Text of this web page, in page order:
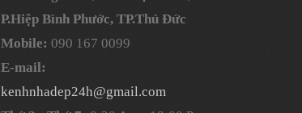
P.Hiệp Bình Phước, TP.Thủ Đức
Mobile: 090 167 0099
E-mail:
kenhnhadep24h@gmail.com